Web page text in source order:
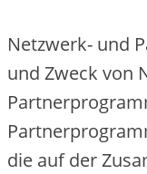
Netzwerk- und
und Zweck von
die‬ auf de‬r